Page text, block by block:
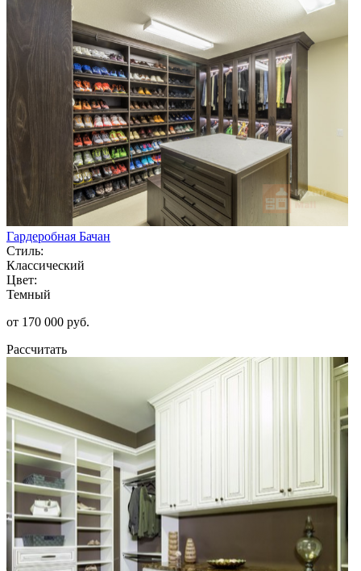
Гардеробная Бачан
Стиль:
Классический
Цвет:
Темный
от 170 000 руб.
Рассчитать